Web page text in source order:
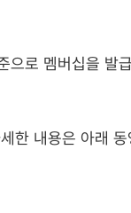
으로 멤버십을 발
한 내용은 아래 동